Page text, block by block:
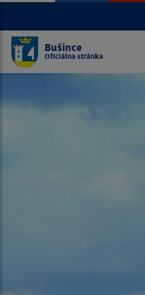
Bušince
Oficiálna stránka